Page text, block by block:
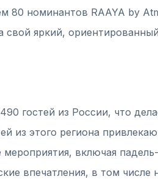
80 номинантов RAAYA by
свой яркий,
гостей из России, что
из этого региона
включая
впечатления, в том числе